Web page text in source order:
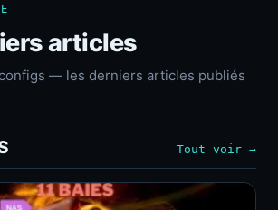
articles
— les derniers articles publiés
Tout voir →